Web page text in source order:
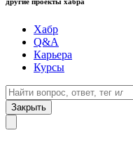
Хабр
Q&A
Карьера
Курсы
Закрыть